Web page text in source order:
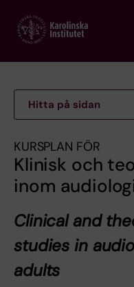
main
Hitta på sidan
KURSPLAN FÖR
Klinisk och
inom
Clinical and
studies in
adults